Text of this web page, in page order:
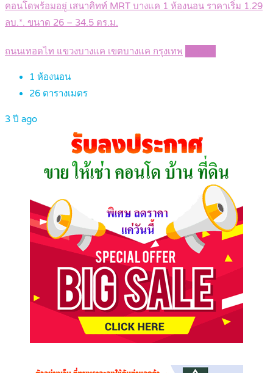
คอนโดพร้อมอยู่ เสนาคิทท์ MRT บางแค 1 ห้องนอน ราคาเริ่ม 1.29
ลบ.*. ขนาด 26 – 34.5 ตร.ม.
ถนนเทอดไท แขวงบางแค เขตบางแค กรุงเทพ
1 ห้องนอน
26 ตารางเมตร
3 ปี ago